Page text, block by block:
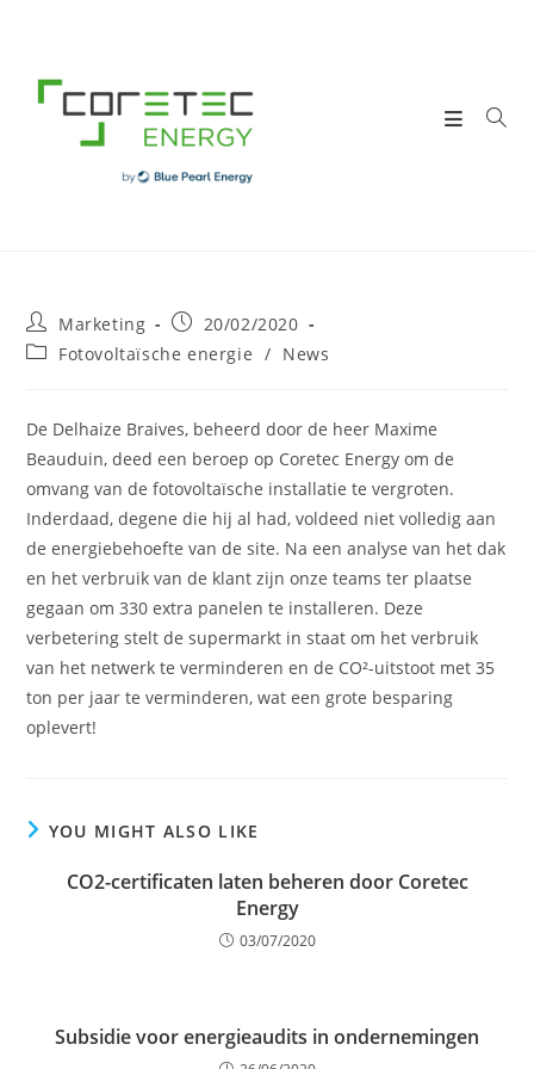
content
Post
author:
Marketing
Post
published:
20/02/2020
PostFotovoltaïsche energie / News
De Delhaize Braives, beheerd door de heer Maxime
Beauduin, deed een beroep op Coretec Energy om de
omvang van de fotovoltaïsche installatie te vergroten.
Inderdaad, degene die hij al had, voldeed niet volledig aan
de energiebehoefte van de site. Na een analyse van het dak
en het verbruik van de klant zijn onze teams ter plaatse
gegaan om 330 extra panelen te installeren. Deze
verbetering stelt de supermarkt in staat om het verbruik
van het netwerk te verminderen en de CO²-uitstoot met 35
ton per jaar te verminderen, wat een grote besparing
oplevert!
YOU MIGHT ALSO LIKE
CO2-certificaten laten beheren door Coretec
Energy
03/07/2020
Subsidie voor energieaudits in ondernemingen